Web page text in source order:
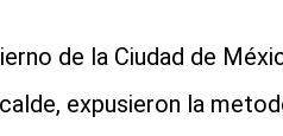
de la Ciudad de
expusieron la